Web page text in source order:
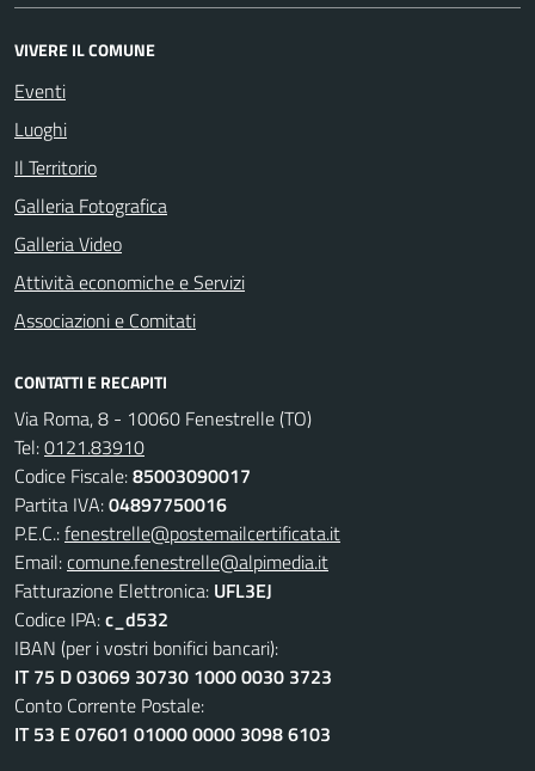
VIVERE IL COMUNE
Eventi
Luoghi
Il Territorio
Galleria Fotografica
Galleria Video
Attività economiche e Servizi
Associazioni e Comitati
CONTATTI E RECAPITI
Via Roma, 8 - 10060 Fenestrelle (TO)
Tel:0121.83910
Codice Fiscale:85003090017
Partita IVA:04897750016
P.E.C.:fenestrelle@postemailcertificata.it
Email:comune.fenestrelle@alpimedia.it
Fatturazione Elettronica: UFL3EJ
Codice IPA:c_d532
IBAN (per i vostri bonifici bancari):
IT 75 D 03069 30730 1000 0030 3723
Conto Corrente Postale:
IT 53 E 07601 01000 0000 3098 6103